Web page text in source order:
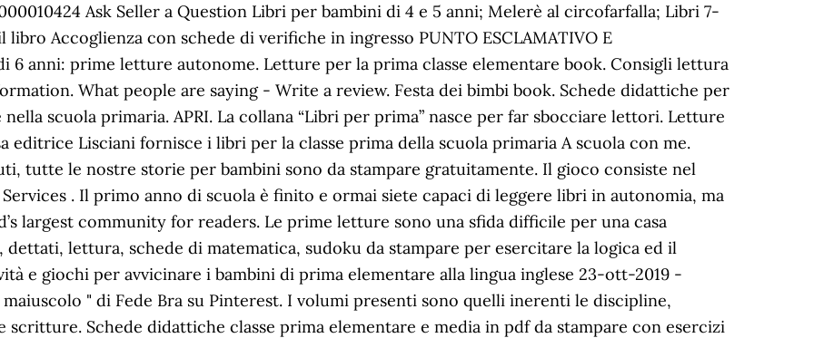
Ask Seller a Question Libri per bambini di 4 e 5 anni; Melerè al circofarfalla; Libri 7-
Accoglienza con schede di verifiche in ingresso PUNTO ESCLAMATIVO E
6 anni: prime letture autonome. Letture per la prima classe elementare book. Consigli lettura
What people are saying - Write a review. Festa dei bimbi book. Schede didattiche per
scuola primaria. APRI. La collana “Libri per prima” nasce per far sbocciare lettori. Letture
editrice Lisciani fornisce i libri per la classe prima della scuola primaria A scuola con me.
tutte le nostre storie per bambini sono da stampare gratuitamente. Il gioco consiste nel
. Il primo anno di scuola è finito e ormai siete capaci di leggere libri in autonomia, ma
largest community for readers. Le prime letture sono una sfida difficile per una casa
lettura, schede di matematica, sudoku da stampare per esercitare la logica ed il
e giochi per avvicinare i bambini di prima elementare alla lingua inglese 23-ott-2019 -
" di Fede Bra su Pinterest. I volumi presenti sono quelli inerenti le discipline,
Schede didattiche classe prima elementare e media in pdf da stampare con esercizi